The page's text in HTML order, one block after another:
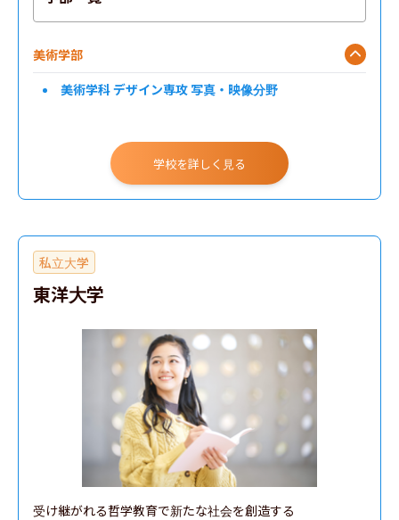
美術学部
美術学科 デザイン専攻 写真・映像分野
学校を詳しく見る
私立大学
東洋大学
受け継がれる哲学教育で新たな社会を創造する